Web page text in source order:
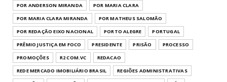
POR ANDERSON MIRANDA
POR MARIA CLARA
POR MARIA CLARA MIRANDA
POR MATHEUS SALOMÃO
POR REDAÇÃO EIXO NACIONAL
PORTO ALEGRE
PORTUGAL
PRÊMIO JUSTIÇA EM FOCO
PRESIDENTE PRISÃO
PROCESSO
PROMOÇÕES
R2 COM.VC
REDACAO
REDE MERCADO IMOBILIÁRIO BRASIL
REGIÕES ADMINISTRATIVAS